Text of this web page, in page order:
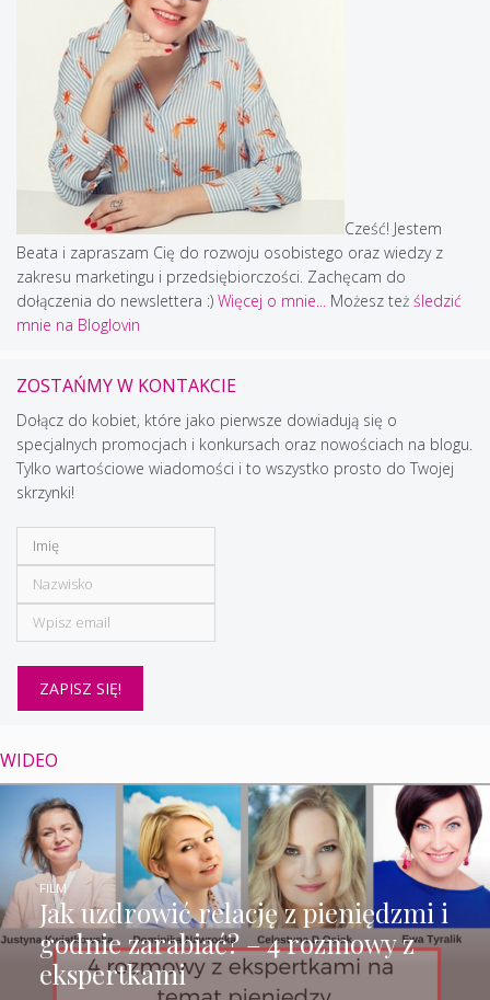
Cześć! Jestem
Beata i zapraszam Cię do rozwoju osobistego oraz wiedzy z
zakresu marketingu i przedsiębiorczości. Zachęcam do
dołączenia do newslettera :) Więcej o mnie... Możesz też śledzić
mnie na Bloglovin
ZOSTAŃMY W KONTAKCIE
Dołącz do kobiet, które jako pierwsze dowiadują się o
specjalnych promocjach i konkursach oraz nowościach na blogu.
Tylko wartościowe wiadomości i to wszystko prosto do Twojej
skrzynki!
WIDEO
Jak uzdrowić relację z pieniędzmi i
godnie zarabiać? – 4 rozmowy z
ekspertkami
FILM